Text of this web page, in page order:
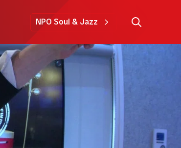
NPO Soul & Jazz